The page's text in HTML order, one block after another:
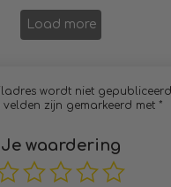
Load more
wordt niet
velden zijn gemarkeerd met *
Je waardering